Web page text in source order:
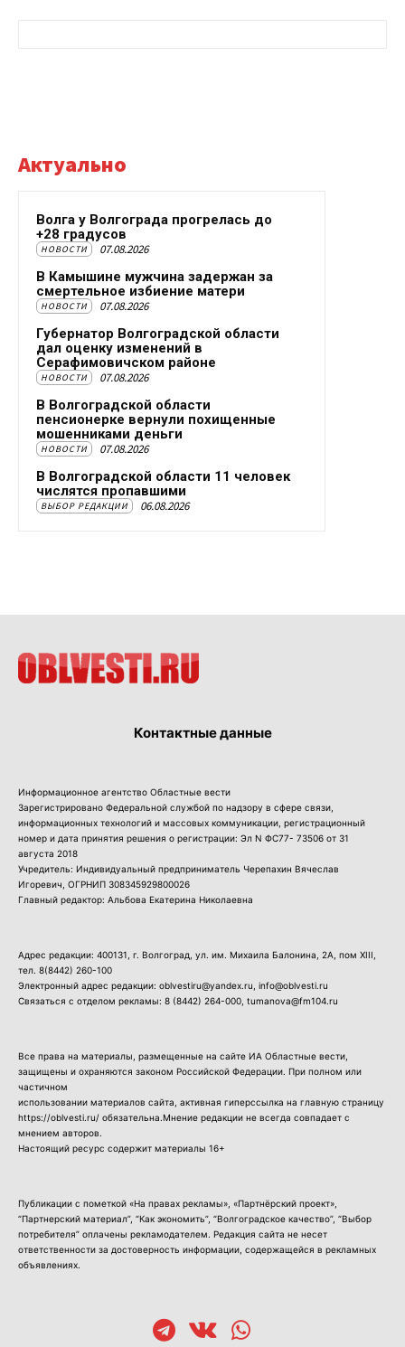
Актуально
Волга у Волгограда прогрелась до
+28 градусов
НОВОСТИ 07.08.2026
В Камышине мужчина задержан за
смертельное избиение матери
НОВОСТИ 07.08.2026
Губернатор Волгоградской области
дал оценку изменений в
Серафимовичском районе
НОВОСТИ 07.08.2026
В Волгоградской области
пенсионерке вернули похищенные
мошенниками деньги
НОВОСТИ 07.08.2026
В Волгоградской области 11 человек
числятся пропавшими
ВЫБОР РЕДАКЦИИ 06.08.2026
Контактные данные
Информационное агентство Областные вести
Зарегистрировано Федеральной службой по надзору в сфере связи,
информационных технологий и массовых коммуникации, регистрационный
номер и дата принятия решения о регистрации: Эл N ФС77- 73506 от 31
августа 2018
Учредитель: Индивидуальный предприниматель Черепахин Вячеслав
Игоревич, ОГРНИП 308345929800026
Главный редактор: Альбова Екатерина Николаевна
Адрес редакции: 400131, г. Волгоград, ул. им. Михаила Балонина, 2А, пом XIII,
тел. 8(8442) 260-100
Электронный адрес редакции: oblvestiru@yandex.ru, info@oblvesti.ru
Связаться с отделом рекламы: 8 (8442) 264-000 , tumanova@fm104.ru
Все права на материалы, размещенные на сайте ИА Областные вести,
защищены и охраняются законом Российской Федерации. При полном или
частичном
использовании материалов сайта, активная гиперссылка на главную страницу
https://oblvesti.ru/ обязательна.Мнение редакции не всегда совпадает с
мнением авторов.
Настоящий ресурс содержит материалы 16+
Публикации с пометкой «На правах рекламы», «Партнёрский проект»,
“Партнерский материал”, “Как экономить”, “Волгоградское качество”, “Выбор
потребителя” оплачены рекламодателем. Редакция сайта не несет
ответственности за достоверность информации, содержащейся в рекламных
объявлениях.